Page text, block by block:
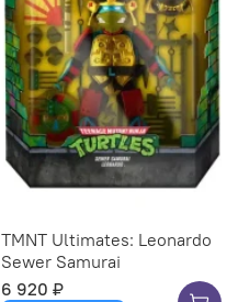
TMNT Ultimates: Leonardo
Sewer Samurai
6 920 ₽